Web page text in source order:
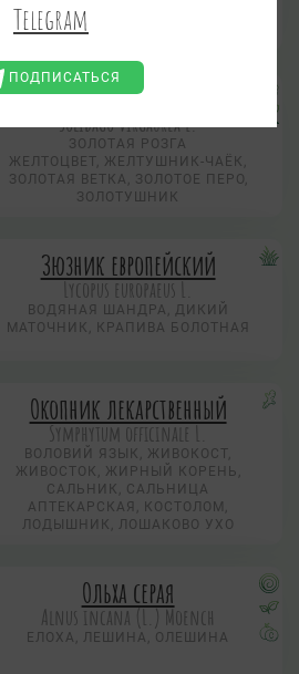
Золотарник обыкновенный
Solidago virgaurea L.
ЗОЛОТАЯ РОЗГА
ЖЕЛТОЦВЕТ, ЖЕЛТУШНИК-ЧАЁК,
ЗОЛОТАЯ ВЕТКА, ЗОЛОТОЕ ПЕРО,
ЗОЛОТУШНИК
Зюзник европейский
Lycopus europaeus L.
ВОДЯНАЯ ШАНДРА, ДИКИЙ
МАТОЧНИК, КРАПИВА БОЛОТНАЯ
Окопник лекарственный
Symphytum officinale L.
ВОЛОВИЙ ЯЗЫК, ЖИВОКОСТ,
ЖИВОСТОК, ЖИРНЫЙ КОРЕНЬ,
САЛЬНИК, САЛЬНИЦА
АПТЕКАРСКАЯ, КОСТОЛОМ,
ЛОДЫШНИК, ЛОШАКОВО УХО
Ольха серая
Alnus incana (L.) Moench
ЕЛОХА, ЛЕШИНА, ОЛЕШИНА
Telegram
ПОДПИСАТЬСЯ